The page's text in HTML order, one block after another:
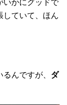
いかにグッドで
していて、ほん
んですが、 ダ